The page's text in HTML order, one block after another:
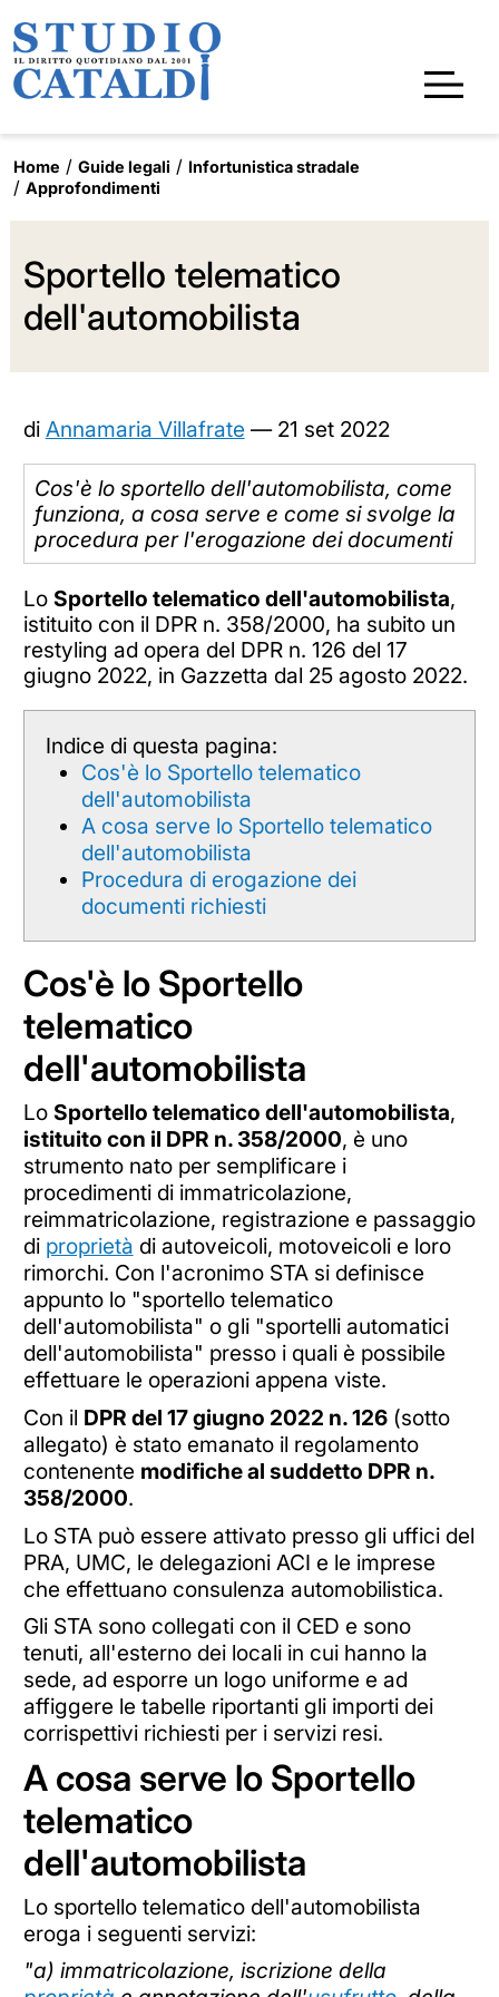
Home Guide legali
Infortunistica stradale
Approfondimenti
Sportello telematico
dell'automobilista
di Annamaria Villafrate — 21 set 2022
Cos'è lo sportello dell'automobilista, come
funziona, a cosa serve e come si svolge la
procedura per l'erogazione dei documenti
Lo Sportello telematico dell'automobilista,
istituito con il DPR n. 358/2000, ha subito un
restyling ad opera del DPR n. 126 del 17
giugno 2022, in Gazzetta dal 25 agosto 2022.
Indice di questa pagina:
Cos'è lo Sportello telematico
dell'automobilista
A cosa serve lo Sportello telematico
dell'automobilista
Procedura di erogazione dei
documenti richiesti
Cos'è lo Sportello
telematico
dell'automobilista
Lo Sportello telematico dell'automobilista,
istituito con il DPR n. 358/2000, è uno
strumento nato per semplificare i
procedimenti di immatricolazione,
reimmatricolazione, registrazione e passaggio
di proprietà di autoveicoli, motoveicoli e loro
rimorchi. Con l'acronimo STA si definisce
appunto lo "sportello telematico
dell'automobilista" o gli "sportelli automatici
dell'automobilista" presso i quali è possibile
effettuare le operazioni appena viste.
Con il DPR del 17 giugno 2022 n. 126(sotto
allegato) è stato emanato il regolamento
contenente modifiche al suddetto DPR n.
358/2000.
Lo STA può essere attivato presso gli uffici del
PRA, UMC, le delegazioni ACI e le imprese
che effettuano consulenza automobilistica.
Gli STA sono collegati con il CED e sono
tenuti, all'esterno dei locali in cui hanno la
sede, ad esporre un logo uniforme e ad
affiggere le tabelle riportanti gli importi dei
corrispettivi richiesti per i servizi resi.
A cosa serve lo Sportello
telematico
dell'automobilista
Lo sportello telematico dell'automobilista
eroga i seguenti servizi:
"a) immatricolazione, iscrizione della